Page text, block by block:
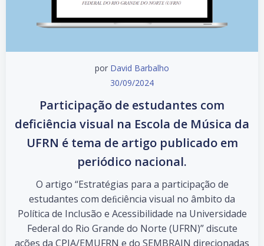
por David Barbalho
30/09/2024
Participação de estudantes com
deficiência visual na Escola de Música da
UFRN é tema de artigo publicado em
periódico nacional.
O artigo “Estratégias para a participação de
estudantes com deﬁciência visual no âmbito da
Política de Inclusão e Acessibilidade na Universidade
Federal do Rio Grande do Norte (UFRN)” discute
ações da CPIA/EMUFRN e do SEMBRAIN direcionadas